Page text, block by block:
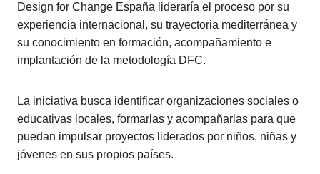
Design for Change España lideraría el proceso por su
experiencia internacional, su trayectoria mediterránea y
su conocimiento en formación, acompañamiento e
implantación de la metodología DFC.
La iniciativa busca identificar organizaciones sociales o
educativas locales, formarlas y acompañarlas para que
puedan impulsar proyectos liderados por niños, niñas y
jóvenes en sus propios países.